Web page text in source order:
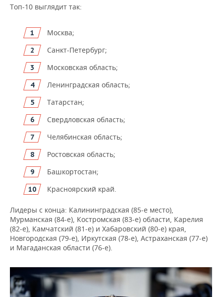
Топ-10 выглядит так:
Москва;
Санкт-Петербург;
Московская область;
Ленинградская область;
Татарстан;
Свердловская область;
Челябинская область;
Ростовская область;
Башкортостан;
Красноярский край.
Лидеры с конца: Калининградская (85-е место),
Мурманская (84-е), Костромская (83-е) области, Карелия
(82-е), Камчатский (81-е) и Хабаровский (80-е) края,
Новгородская (79-е), Иркутская (78-е), Астраханская (77-е)
и Магаданская области (76-е).